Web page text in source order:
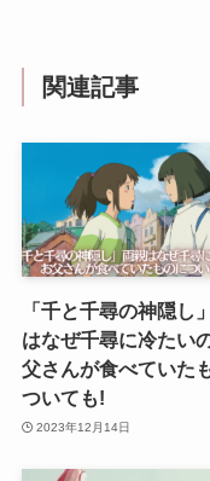
関連記事
「千と千尋の神隠し
はなぜ千尋に冷たい
父さんが食べていた
ついても!
2023年12月14日